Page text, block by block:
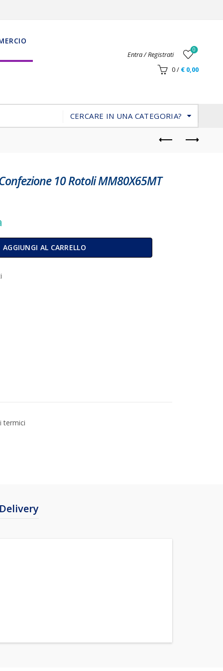
Entra / Registrati
0
0/ €0,00
CERCARE IN UNA CATEGORIA?
10 Rotoli MM80X65MT
10 Rotoli MM80X65MT 80 GR. quantità
AGGIUNGI AL CARRELLO
termici